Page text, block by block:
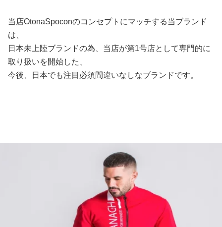
当店OtonaSpoconのコンセプトにマッチする当ブランド
は、
日本未上陸ブランドの為、当店が第1号店として専門的に
取り扱いを開始した、
今後、日本でも注目必須間違いなしなブランドです。